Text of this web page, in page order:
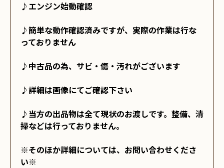
♪エンジン始動確認
♪簡単な動作確認済みですが、実際の作業は行な
っておりません
♪中古品の為、サビ・傷・汚れがございます
♪詳細は画像にてご確認下さい
♪当方の出品物は全て現状のお渡しです。整備、清
掃などは行っておりません。
※そのほか詳細については、お問い合わせくださ
い※